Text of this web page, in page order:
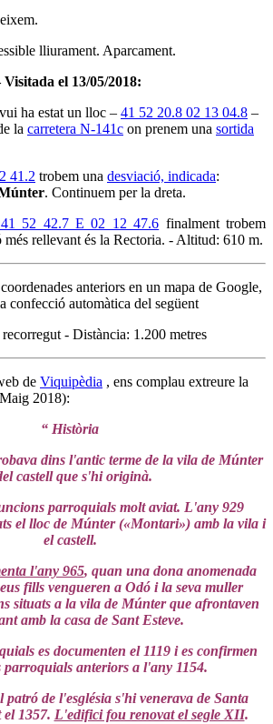
lliurament. Aparcament.
Visitada el 13/05/2018:
ha estat un lloc – 41 52 20.8 02 13 04.8 –
la carretera N-141c on prenem una sortida
41.2 trobem una desviació, indicada:
. Continuem per la dreta.
52 42.7 E 02 12 47.6 finalment trobem
més rellevant és la Rectoria. - Altitud: 610 m.
anteriors en un mapa de Google,
confecció automàtica del següent
- Distància: 1.200 metres
de Viquipèdia , ens complau extreure la
2018):
“ Història
dins l'antic terme de la vila de Múnter
castell que s'hi originà.
parroquials molt aviat. L'any 929
el lloc de Múnter («Montari») amb la vila i
el castell.
l'any 965, quan una dona anomenada
fills vengueren a Odó i la seva muller
situats a la vila de Múnter que afrontaven
amb la casa de Sant Esteve.
es documenten el 1119 i es confirmen
parroquials anteriors a l'any 1154.
patró de l'església s'hi venerava de Santa
1357. L'edifici fou renovat el segle XII.